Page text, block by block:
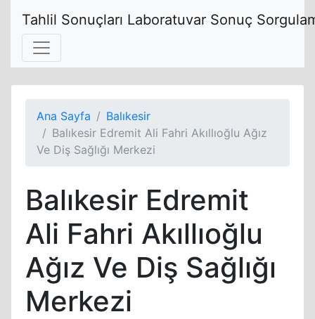
Tahlil Sonuçları Laboratuvar Sonuç
Ana Sayfa
Balıkesir
Balıkesir Edremit Ali Fahri Akıllıoğlu Ağız
Ve Diş Sağlığı Merkezi
Balıkesir Edremit
Ali Fahri Akıllıoğlu
Ağız Ve Diş Sağlığı
Merkezi